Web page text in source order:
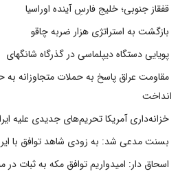
قفقاز جنوبی؛ خلیج فارسِ آینده اوراسیا
بازگشت به استراتژی هزار ضربه چاقو
پویایی دستگاه دیپلماسی در گذرگاه شانگهای
مقاومت عراق پاسخ به حملات متجاوزانه به
انداخت
خزانه‌داری آمریکا تحریم‌های جدیدی علیه
بسنت مدعی شد: به زودی شاهد توافق با
اسحاق دار: امیدواریم توافق مکه به ثبات